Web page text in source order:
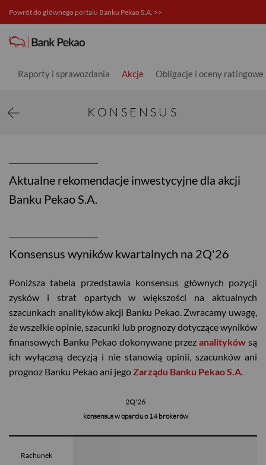
Powrót do głównego portalu Banku Pekao S.A. >>
Raporty i sprawozdania Akcje Obligacje i oceny ratingowe
Konsensus - Relacje inwestorskie
KONSENSUS
Aktualne rekomendacje inwestycyjne dla akcji
Banku Pekao S.A.
Konsensus wyników kwartalnych na 2Q'26
Poniższa tabela przedstawia konsensus głównych pozycji
zysków i strat opartych w większości na aktualnych
szacunkach analityków akcji Banku Pekao. Zwracamy uwagę,
że wszelkie opinie, szacunki lub prognozy dotyczące wyników
finansowych Banku Pekao dokonywane przez analityków są
ich wyłączną decyzją i nie stanowią opinii, szacunków ani
prognoz Banku Pekao ani jegoZarządu Banku Pekao S.A.
2Q'26
konsensus w oparciu o 14 brokerów
Rachunek